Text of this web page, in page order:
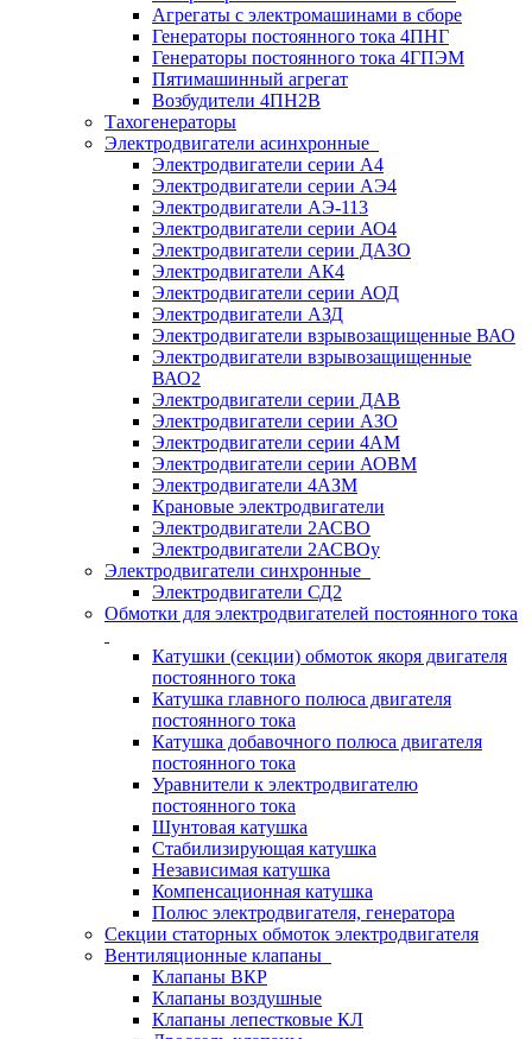
Агрегаты с электромашинами в сборе
Генераторы постоянного тока 4ПНГ
Генераторы постоянного тока 4ГПЭМ
Пятимашинный агрегат
Возбудители 4ПН2В
Тахогенераторы
Электродвигатели асинхронные
Электродвигатели серии А4
Электродвигатели серии АЭ4
Электродвигатели АЭ-113
Электродвигатели серии АО4
Электродвигатели серии ДАЗО
Электродвигатели АК4
Электродвигатели серии АОД
Электродвигатели АЗД
Электродвигатели взрывозащищенные ВАО
Электродвигатели взрывозащищенные
ВАО2
Электродвигатели серии ДАВ
Электродвигатели серии АЗО
Электродвигатели серии 4АМ
Электродвигатели серии АОВМ
Электродвигатели 4АЗМ
Крановые электродвигатели
Электродвигатели 2АСВО
Электродвигатели 2АСВОу
Электродвигатели синхронные
Электродвигатели СД2
Обмотки для электродвигателей постоянного тока
Катушки (секции) обмоток якоря двигателя
постоянного тока
Катушка главного полюса двигателя
постоянного тока
Катушка добавочного полюса двигателя
постоянного тока
Уравнители к электродвигателю
постоянного тока
Шунтовая катушка
Стабилизирующая катушка
Независимая катушка
Компенсационная катушка
Полюс электродвигателя, генератора
Секции статорных обмоток электродвигателя
Вентиляционные клапаны
Клапаны ВКР
Клапаны воздушные
Клапаны лепестковые КЛ